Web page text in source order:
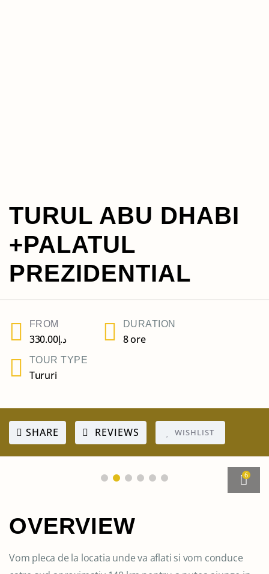
TURUL ABU DHABI
+PALATUL
PREZIDENTIAL
FROM
د.إ330.00
DURATION
8 ore
TOUR TYPE
Tururi
SHARE REVIEWS WISHLIST
6
OVERVIEW
Vom pleca de la locatia unde va aflati si vom conduce